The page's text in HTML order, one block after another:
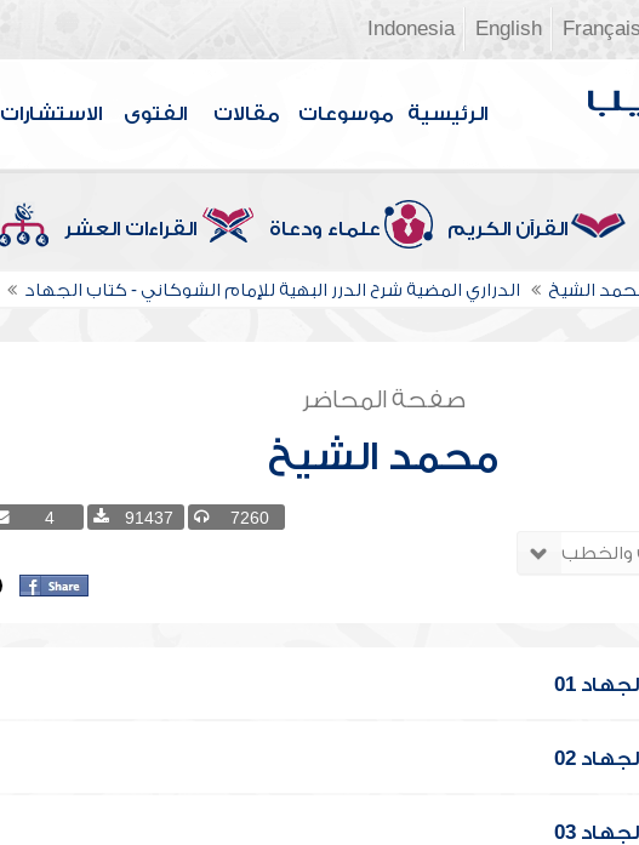
Français
English
Indonesia
الرئيسية موسوعات مقالات الفتوى الاستشارات
القرآن الكريم علماء ودعاة القراءات العشر
الشيخ الدراري المضية شرح الدرر البهية للإمام الشوكاني - كتاب الجهاد
صفحة المحاضر
محمد الشيخ
7260
91437
4
01
02
03